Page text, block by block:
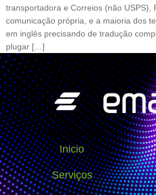
transportadora e Correios (não USPS),
comunicação própria, e a maioria dos
em inglês precisando de tradução
plugar […]
Navegação
Inicio
Serviços